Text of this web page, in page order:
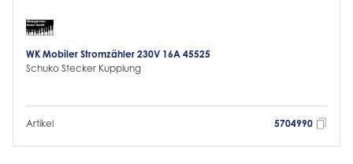
WK Mobiler Stromzähler 230V 16A 45525
Schuko Stecker Kupplung
Artikel 5704990